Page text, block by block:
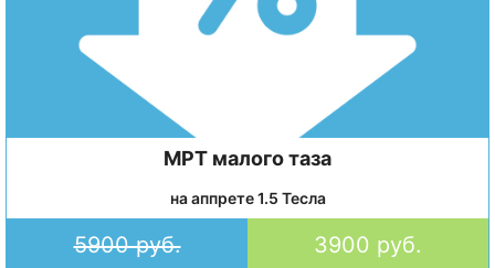
МРТ малого таза
на аппрете 1.5 Тесла
5900 руб. 3900 руб.